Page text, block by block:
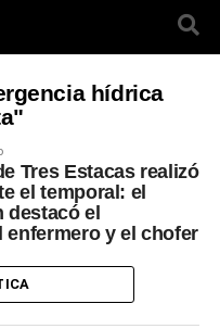
hídrica
Tres Estacas realizó
el temporal: el
destacó el
y el chofer